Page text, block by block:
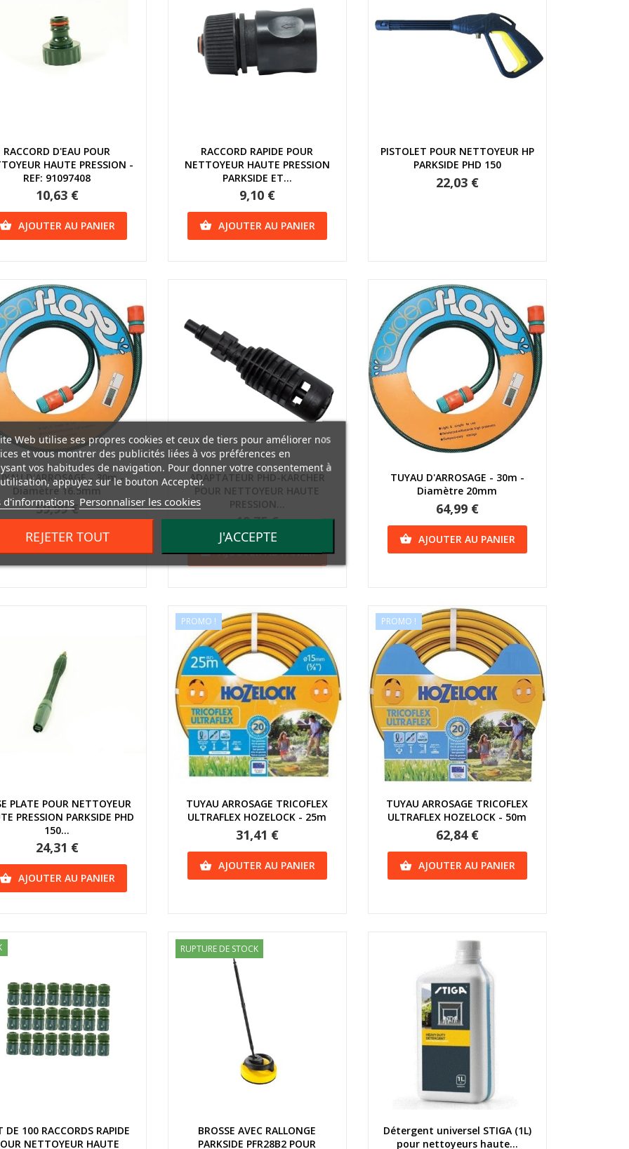
Aperçu rapide
RACCORD D'EAU POUR
HAUTE PRESSION -
REF: 91097408
10,63 €
 AJOUTER AU PANIER
Aperçu rapide
RACCORD RAPIDE POUR
NETTOYEUR HAUTE PRESSION
PARKSIDE ET...
9,10 €
 AJOUTER AU PANIER
Aperçu rapide
PISTOLET POUR NETTOYEUR HP
PARKSIDE PHD 150
22,03 €
Aperçu rapide
D'ARROSAGE - 30m -
Diamètre 16.5mm
59,99 €
AJOUTER AU PANIER
Aperçu rapide
ADAPTATEUR PHD-KARCHER
POUR NETTOYEUR HAUTE
PRESSION...
19,75 €
 AJOUTER AU PANIER
Aperçu rapide
TUYAU D'ARROSAGE - 30m -
Diamètre 20mm
64,99 €
 AJOUTER AU PANIER
Aperçu rapide
PLATE POUR NETTOYEUR
PRESSION PARKSIDE PHD
150...
24,31 €
 AJOUTER AU PANIER
PROMO !
Aperçu rapide
TUYAU ARROSAGE TRICOFLEX
ULTRAFLEX HOZELOCK - 25m
31,41 €
 AJOUTER AU PANIER
PROMO !
Aperçu rapide
TUYAU ARROSAGE TRICOFLEX
ULTRAFLEX HOZELOCK - 50m
62,84 €
 AJOUTER AU PANIER
Aperçu rapide
DE 100 RACCORDS RAPIDE
NETTOYEUR HAUTE
RUPTURE DE STOCK
Aperçu rapide
BROSSE AVEC RALLONGE
PARKSIDE PFR28B2 POUR
Aperçu rapide
Détergent universel STIGA (1L)
pour nettoyeurs haute...
Web utilise ses propres cookies et ceux de tiers pour améliorer nos
et vous montrer des publicités liées à vos préférences en
vos habitudes de navigation. Pour donner votre consentement à
appuyez sur le bouton Accepter.
d'informations Personnaliser les cookies
REJETER TOUT J'ACCEPTE